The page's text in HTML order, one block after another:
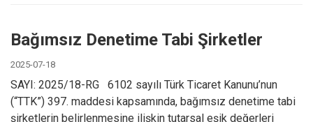
Bağımsız Denetime Tabi Şirketler
2025-07-18
SAYI: 2025/18-RG 6102 sayılı Türk Ticaret Kanunu’nun
(“TTK”) 397. maddesi kapsamında, bağımsız denetime tabi
şirketlerin belirlenmesine ilişkin tutarsal eşik değerleri